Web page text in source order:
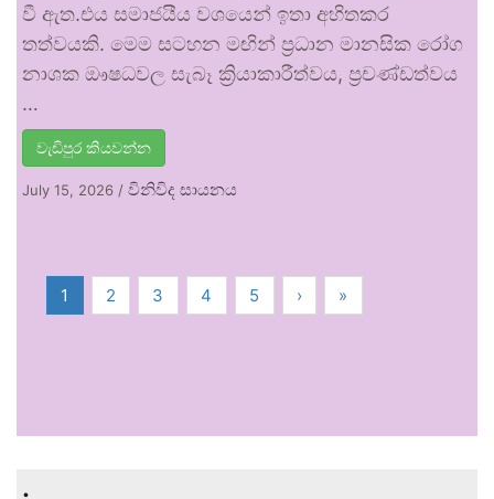
වී ඇත.එය සමාජයීය වශයෙන් ඉතා අහිතකර
තත්වයකි. මෙම සටහන මඟින් ප්‍රධාන මානසික රෝග
නාශක ඖෂධවල සැබෑ ක්‍රියාකාරීත්වය, ප්‍රචණ්ඩත්වය
…
වැඩිපුර කියවන්න
July 15, 2026 / විනිවිද සායනය
1 2 3 4 5 › »
.